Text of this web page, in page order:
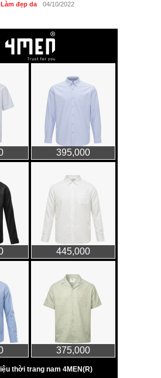
Chiếc áo dài cưới của Hoa
21/10/2025
GAP Hoodie biểu tượng
sáng tạo mới của giới trẻ
21/10/2025
Làm đẹp da 04/10/2022